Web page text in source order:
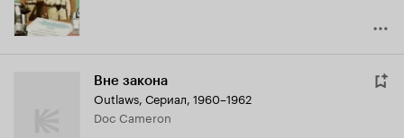
Вне закона
Outlaws, Сериал, 1960–1962
Doc Cameron